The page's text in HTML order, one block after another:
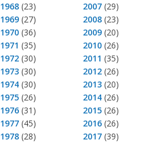
1968(23)
1969(27)
1970(36)
1971 (35)
1972(30)
1973(30)
1974(30)
1975(26)
1976(31)
1977(45)
1978(28)
2007 (29)
2008 (23)
2009 (20)
2010 (26)
2011 (35)
2012 (26)
2013 (20)
2014 (26)
2015 (26)
2016 (26)
2017 (39)